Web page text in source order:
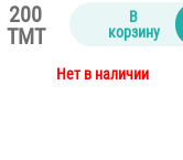
200
TMT
В
корзину
Нет в наличии